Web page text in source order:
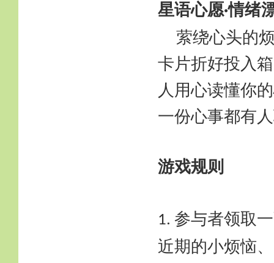
星语心愿·情绪
萦绕心头的
卡片折好投入
人用心读懂你
一份心事都有
游戏规则
1. 参与者领取
近期的小烦恼